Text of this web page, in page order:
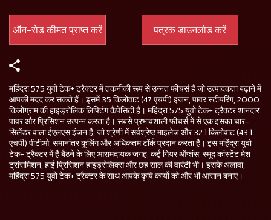
ऑन-रोड कीमत प्राप्त करें पत्रक डाउनलोड करें
महिंद्रा 575 युवो टेक+ ट्रैक्टर में तकनीकी रूप से उन्नत फीचर्स हैं जो उत्पादकता बढ़ाने में
आपकी मदद कर सकते हैं। इसमें 35 किलोवाट (47 एचपी) इंजन, पावर स्टीयरिंग, 2000
किलोग्राम की हाइड्रोलिक लिफ्टिंग कैपेसिटी है। महिंद्रा 575 युवो टेक+ ट्रैक्टर शानदार
पावर और प्रिसिशन उत्पन्न करता है। सबसे प्रभावशाली फीचर्स में से एक इसका चार-
सिलेंडर वाला ईएलएस इंजन है, जो श्रेणी में सर्वश्रेष्ठ माइलेज और 32.1 किलोवाट (43.1
एचपी) पीटीओ, समानांतर कूलिंग और अधिकतम टॉर्क प्रदान करता है। इस महिंद्रा युवो
टेक+ ट्रैक्टर में है बैठने के लिए आरामदायक जगह, कई गियर ऑप्शंस, स्मूद कांस्टेंट मेश
ट्रांसमिशन, हाई प्रिसिशन हाइड्रोलिक्स और छह साल की वारंटी भी। इसके अलावा,
महिंद्रा 575 युवो टेक+ ट्रैक्टर के साथ आपके कृषि कार्यो को और भी आसान बनाए।